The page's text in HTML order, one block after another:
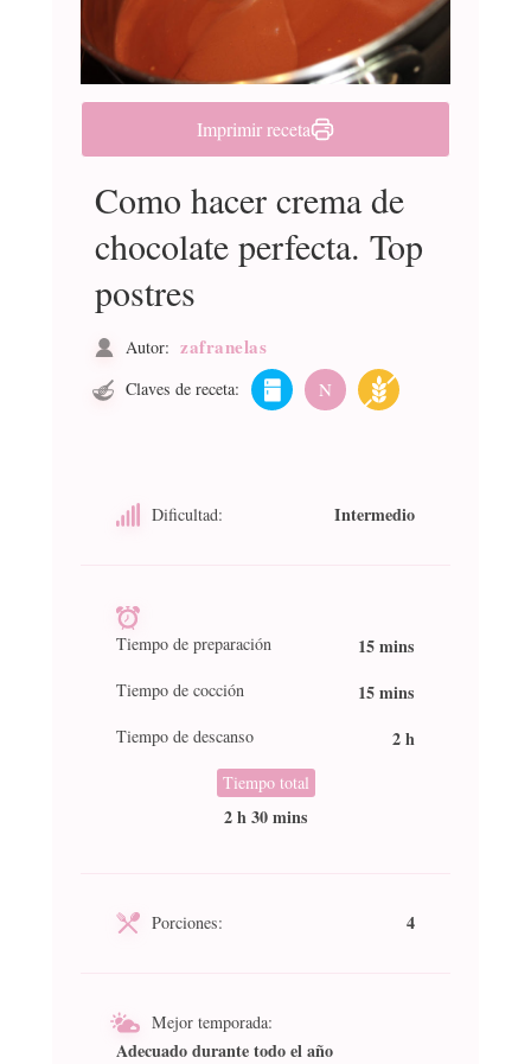
Imprimir receta
Como hacer crema de
chocolate perfecta. Top
postres
Autor: zafranelas
Claves de receta: N
Dificultad: Intermedio
Tiempo de preparación 15 mins
Tiempo de cocción 15 mins
Tiempo de descanso 2 h
Tiempo total
2 h 30 mins
Porciones: 4
Mejor temporada:
Adecuado durante todo el año